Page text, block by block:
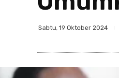
Sabtu, 19 Oktober 2024